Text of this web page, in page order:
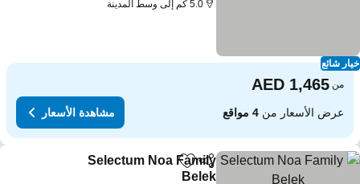
شائع
5.0 كم إلى وسط المدينة
من
عرض الأسعار من4 مواقع مشاهدة الأسعار
مشاركةAdd to favorites
Selectum Noa Family
Belek